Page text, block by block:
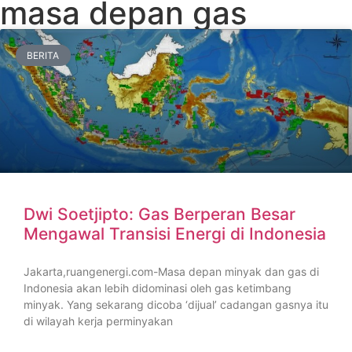
masa depan gas
BERITA
Dwi Soetjipto: Gas Berperan Besar
Mengawal Transisi Energi di Indonesia
Jakarta,ruangenergi.com-Masa depan minyak dan gas di
Indonesia akan lebih didominasi oleh gas ketimbang
minyak. Yang sekarang dicoba ‘dijual’ cadangan gasnya itu
di wilayah kerja perminyakan